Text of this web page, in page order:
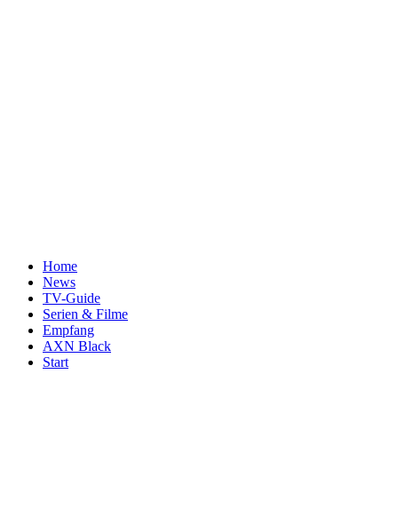
Home
News
TV-Guide
Serien & Filme
Empfang
AXN Black
Start